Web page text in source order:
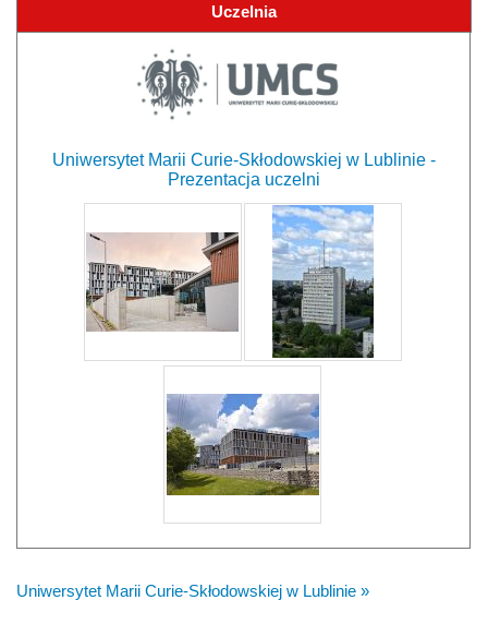
Uczelnia
Uniwersytet Marii Curie-Skłodowskiej w Lublinie -
Prezentacja uczelni
Uniwersytet Marii Curie-Skłodowskiej w Lublinie »